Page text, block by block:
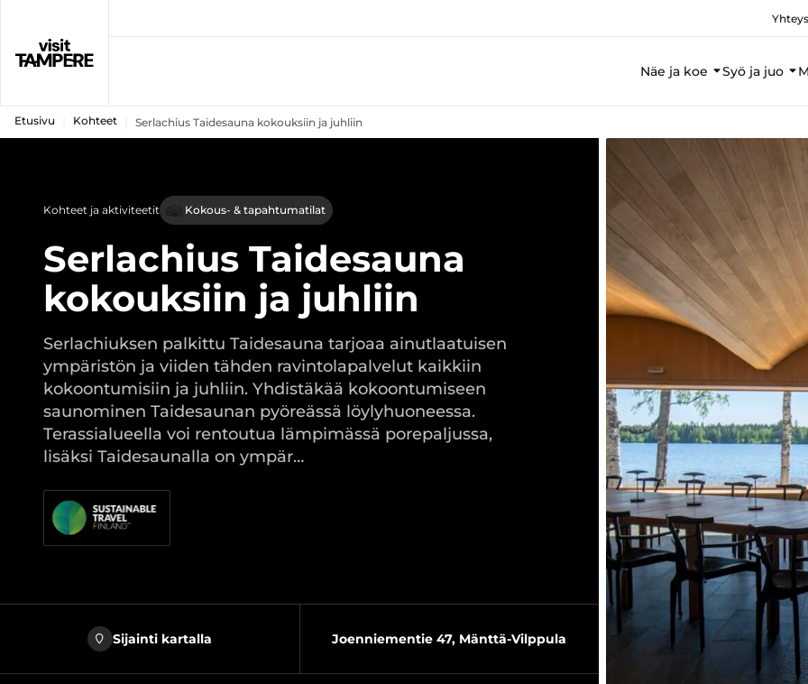
Näe ja koe Syö ja juo
Etusivu Kohteet Serlachius Taidesauna kokouksiin ja juhliin
Kohteet ja aktiviteetit Kokous- & tapahtumatilat
Serlachius Taidesauna
kokouksiin ja juhliin
Serlachiuksen palkittu Taidesauna tarjoaa ainutlaatuisen
ympäristön ja viiden tähden ravintolapalvelut kaikkiin
kokoontumisiin ja juhliin. Yhdistäkää kokoontumiseen
saunominen Taidesaunan pyöreässä löylyhuoneessa.
Terassialueella voi rentoutua lämpimässä porepaljussa,
lisäksi Taidesaunalla on ympär…
Sijainti kartalla Joenniementie 47, Mänttä-Vilppula